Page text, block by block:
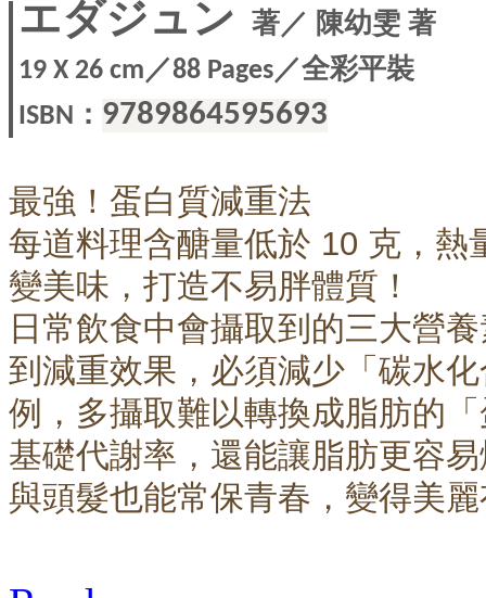
エダジュン 著／ 陳幼雯 著
19 X 26 cm／88 Pages／全彩平裝
ISBN ： 9789864595693
最強！蛋白質減重法
每道料理含醣量低於 10 克，
變美味，打造不易胖體質！
日常飲食中會攝取到的三大營
到減重效果，必須減少「碳水
例，多攝取難以轉換成脂肪的
基礎代謝率，還能讓脂肪更容
與頭髮也能常保青春，變得美